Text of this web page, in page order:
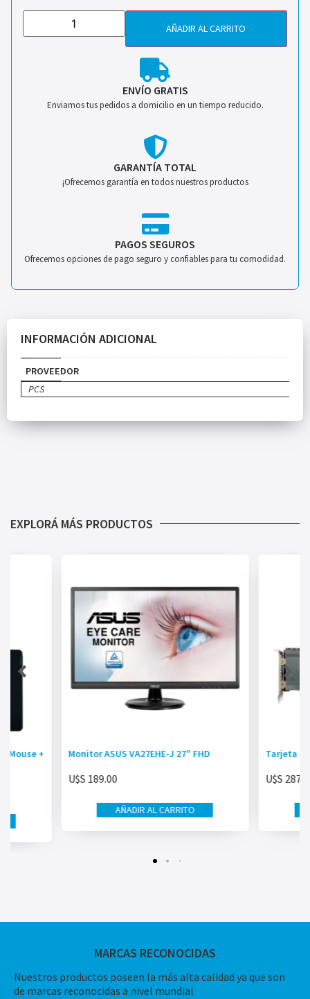
AÑADIR AL CARRITO
ENVÍO GRATIS
Enviamos tus pedidos a domicilio en un tiempo reducido.
GARANTÍA TOTAL
¡Ofrecemos garantía en todos nuestros productos
PAGOS SEGUROS
Ofrecemos opciones de pago seguro y confiables para tu comodidad.
INFORMACIÓN ADICIONAL
PROVEEDOR
PCS
EXPLORÁ MÁS PRODUCTOS
Mouse + Monitor ASUS VA27EHE-J 27″ FHD
U$S 189.00
AÑADIR AL CARRITO
Tarjeta De
U$S
MARCAS RECONOCIDAS
Nuestros productos poseen la más alta calidad ya que son
de marcas reconocidas a nivel mundial